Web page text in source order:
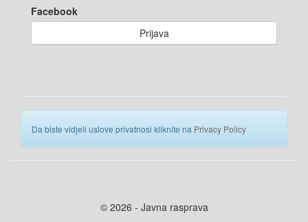
Facebook
Prijava
Da biste vidjeli uslove privatnosi kliknite na Privacy Policy
© 2026 - Javna rasprava